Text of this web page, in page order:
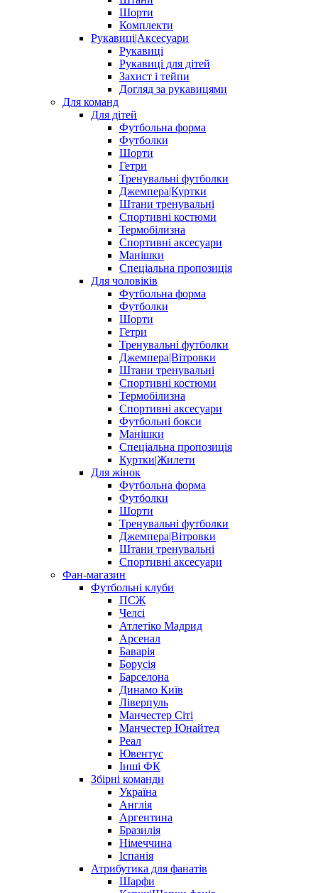
Шорти
Комплекти
Рукавиці|Аксесуари
Рукавиці
Рукавиці для дітей
Захист і тейпи
Догляд за рукавицями
Для команд
Для дітей
Футбольна форма
Футболки
Шорти
Гетри
Тренувальні футболки
Джемпера|Куртки
Штани тренувальні
Спортивні костюми
Термобілизна
Спортивні аксесуари
Манішки
Спеціальна пропозиція
Для чоловіків
Футбольна форма
Футболки
Шорти
Гетри
Тренувальні футболки
Джемпера|Вітровки
Штани тренувальні
Спортивні костюми
Термобілизна
Спортивні аксесуари
Футбольні бокси
Манішки
Спеціальна пропозиція
Куртки|Жилети
Для жінок
Футбольна форма
Футболки
Шорти
Тренувальні футболки
Джемпера|Вітровки
Штани тренувальні
Спортивні аксесуари
Фан-магазин
Футбольні клуби
ПСЖ
Челсі
Атлетіко Мадрид
Арсенал
Баварія
Борусія
Барселона
Динамо Київ
Ліверпуль
Манчестер Сіті
Манчестер Юнайтед
Реал
Ювентус
Інші ФК
Збірні команди
Україна
Англія
Аргентина
Бразилія
Німеччина
Іспанія
Атрибутика для фанатів
Шарфи